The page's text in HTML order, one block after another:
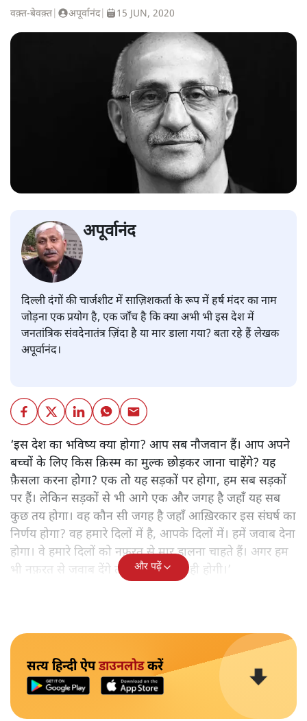
वक़्त-बेवक़्त अपूर्वानंद| 15 JUN, 2020
अपूर्वानंद
दिल्ली दंगों की चार्जशीट में साज़िशकर्ता के रूप में हर्ष मंदर का नाम
जोड़नाएक प्रयोग है, एक जाँच है कि क्या अभी भी इस देश में
जनतांत्रिक संवदेनातंत्र ज़िंदा है या मार डाला गया? बता रहे हैं लेखक
अपूर्वानंद।
‘इस देश का भविष्य क्या होगा? आप सब नौजवान हैं। आप अपने
बच्चों के लिए किस क़िस्म का मुल्क छोड़कर जाना चाहेंगे? यह
फ़ैसला करना होगा? एक तो यह सड़कों पर होगा, हम सब सड़कों
पर हैं। लेकिन सड़कों से भी आगे एक और जगह है जहाँ यह सब
कुछ तय होगा। वह कौन सी जगह है जहाँ आख़िरकार इस संघर्ष का
निर्णय होगा? वह हमारे दिलों में है, आपके दिलों में। हमें जवाब देना
होगा। वे हमारे दिलों को नफ़रत से मार डालना चाहते हैं। अगर हम
भी नफ़रत से जवाब देंगे तो वह और गहरी ही होगी।’
और पढ़ें
सत्य हिन्दी ऐपडाउनलोडकरें